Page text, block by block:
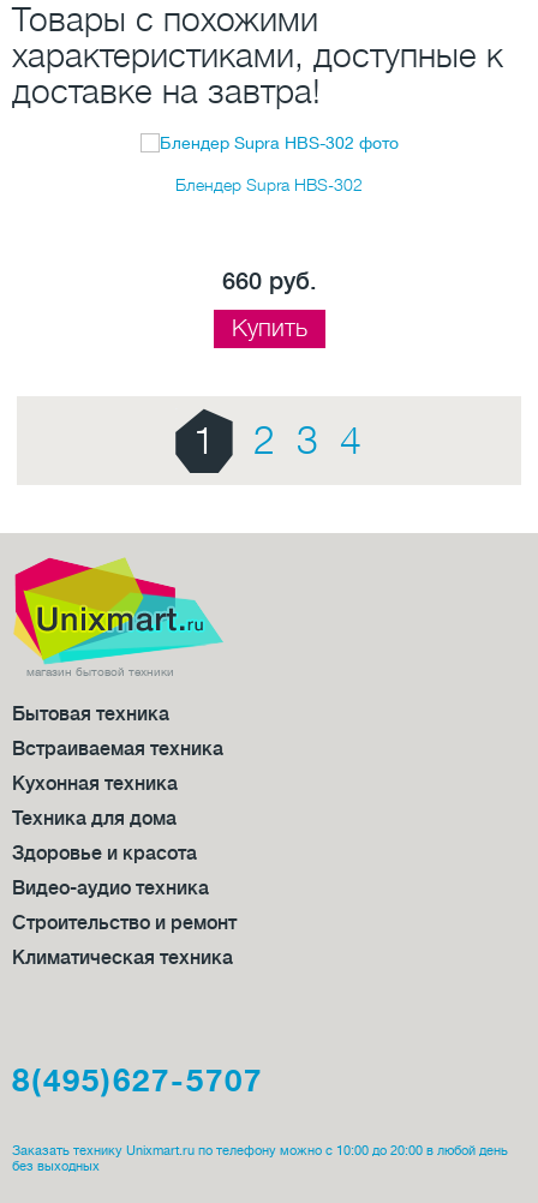
Товары с похожими
характеристиками, доступные к
доставке на завтра!
Блендер Supra HBS-302
660 руб.
Купить
1 2 3 4
магазин бытовой техники
Бытовая техника
Встраиваемая техника
Кухонная техника
Техника для дома
Здоровье и красота
Видео-аудио техника
Строительство и ремонт
Климатическая техника
8(495)627-5707
Заказать технику Unixmart.ru по телефону можно с 10:00 до 20:00 в любой день
без выходных